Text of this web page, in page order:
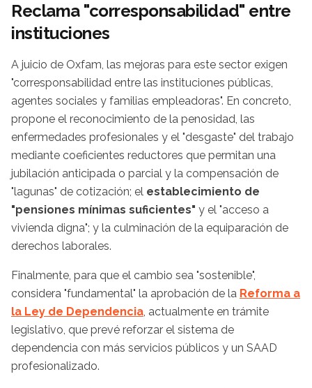
Reclama "corresponsabilidad" entre
instituciones
A juicio de Oxfam, las mejoras para este sector exigen
"corresponsabilidad entre las instituciones públicas,
agentes sociales y familias empleadoras". En concreto,
propone el reconocimiento de la penosidad, las
enfermedades profesionales y el "desgaste" del trabajo
mediante coeficientes reductores que permitan una
jubilación anticipada o parcial y la compensación de
"lagunas" de cotización; el establecimiento de
"pensiones mínimas suficientes" y el "acceso a
vivienda digna"; y la culminación de la equiparación de
derechos laborales.
Finalmente, para que el cambio sea "sostenible",
considera "fundamental" la aprobación de la Reforma a
la Ley de Dependencia, actualmente en trámite
legislativo, que prevé reforzar el sistema de
dependencia con más servicios públicos y un SAAD
profesionalizado.